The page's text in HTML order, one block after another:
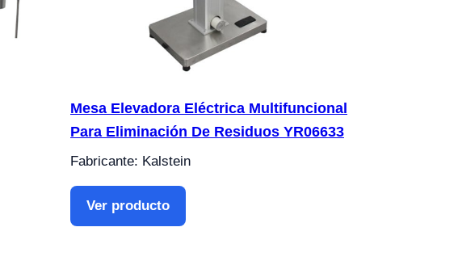
Mesa Elevadora Eléctrica Multifuncional
Para Eliminación De Residuos YR06633
Fabricante: Kalstein
Ver producto